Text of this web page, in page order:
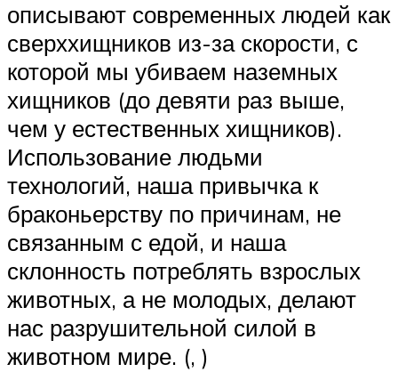
описывают современных людей как
сверххищников из-за скорости, с
которой мы убиваем наземных
хищников (до девяти раз выше,
чем у естественных хищников).
Использование людьми
технологий, наша привычка к
браконьерству по причинам, не
связанным с едой, и наша
склонность потреблять взрослых
животных, а не молодых, делают
нас разрушительной силой в
животном мире. (, )